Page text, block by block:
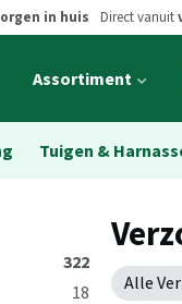
in huis Direct vanuit
Open
menu
Assortiment
Tuigen &
322
18
Alle